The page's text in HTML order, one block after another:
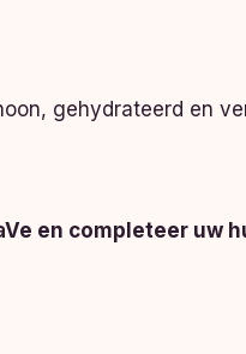
gehydrateerd en
en completeer